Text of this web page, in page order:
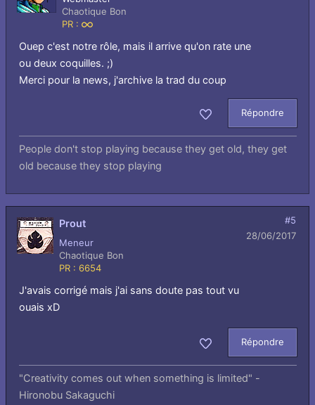
Chaotique Bon
PR :
Ouep c'est notre rôle, mais il arrive qu'on rate une
ou deux coquilles. ;)
Merci pour la news, j'archive la trad du coup
Répondre
People don't stop playing because they get old, they get
old because they stop playing
Prout
Meneur
Chaotique Bon
PR : 6654
#5
28/06/2017
J'avais corrigé mais j'ai sans doute pas tout vu
ouais xD
Répondre
"Creativity comes out when something is limited" -
Hironobu Sakaguchi